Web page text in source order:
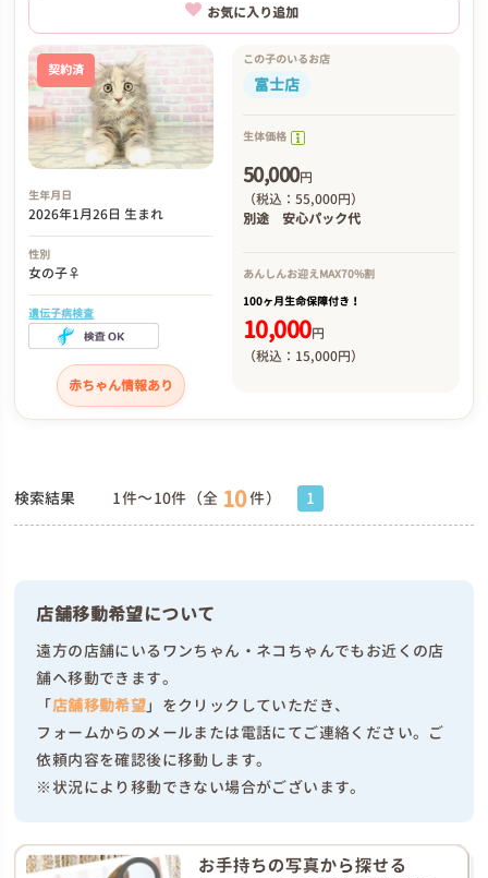
お気に入り追加
契約済
生年月日
2026年1月26日 生まれ
性別
女の子♀
遺伝子病検査
赤ちゃん情報あり
この子のいるお店
富士店
生体価格
50,000円
（税込：55,000円）
別途 安心パック代
あんしんお迎え MAX70%割
100ヶ月生命保障付き！
10,000円
（税込：15,000円）
検索結果 1件～10件（全 10件） 1
店舗移動希望について
遠方の店舗にいるワンちゃん・ネコちゃんでもお近くの店
舗へ移動できます。
「店舗移動希望」をクリックしていただき、
フォームからのメールまたは電話にてご連絡ください。ご
依頼内容を確認後に移動します。
※状況により移動できない場合がございます。